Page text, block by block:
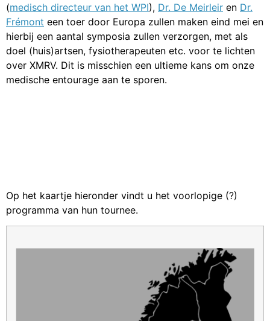
(medisch directeur van het WPI), Dr. De Meirleir en Dr.
Frémont een toer door Europa zullen maken eind mei en
hierbij een aantal symposia zullen verzorgen, met als
doel (huis)artsen, fysiotherapeuten etc. voor te lichten
over XMRV. Dit is misschien een ultieme kans om onze
medische entourage aan te sporen.
Op het kaartje hieronder vindt u het voorlopige (?)
programma van hun tournee.